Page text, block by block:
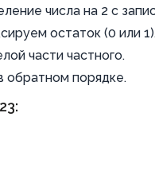
числа на 2 с
остаток (0 или
части частного.
обратном порядке.